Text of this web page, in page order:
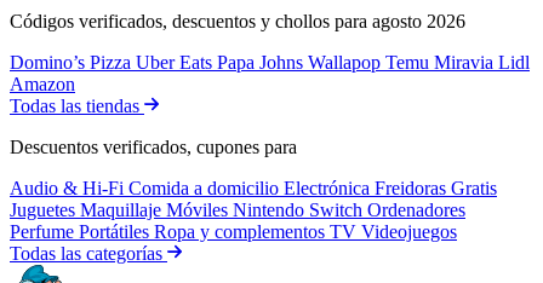
Códigos verificados, descuentos y chollos para agosto 2026
Domino’s Pizza Uber Eats Papa Johns Wallapop Temu Miravia Lidl
Amazon
Todas las tiendas
Descuentos verificados, cupones para
Audio & Hi-Fi Comida a domicilio Electrónica Freidoras Gratis
Juguetes Maquillaje Móviles Nintendo Switch Ordenadores
Perfume Portátiles Ropa y complementos TV Videojuegos
Todas las categorías